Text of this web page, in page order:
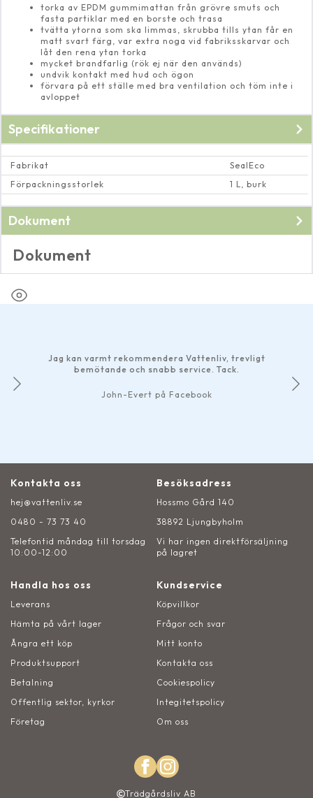
torka av EPDM gummimattan från grövre smuts och
fasta partiklar med en borste och trasa
tvätta ytorna som ska limmas, skrubba tills ytan får en
matt svart färg, var extra noga vid fabriksskarvar och
låt den rena ytan torka
mycket brandfarlig (rök ej när den används)
undvik kontakt med hud och ögon
förvara på ett ställe med bra ventilation och töm inte i
avloppet
Specifikationer
Fabrikat
SealEco
Förpackningsstorlek
1 L, burk
Dokument
Dokument
Jag kan varmt rekommendera Vattenliv, trevligt
bemötande och snabb service. Tack.
John-Evert på Facebook
Kontakta oss
hej@vattenliv.se
0480 - 73 73 40
Telefontid måndag till torsdag
10:00-12:00
Besöksadress
Hossmo Gård 140
38892 Ljungbyholm
Vi har ingen direktförsäljning
på lagret
Handla hos oss
Leverans
Hämta på vårt lager
Ångra ett köp
Produktsupport
Betalning
Offentlig sektor, kyrkor
Företag
Kundservice
Köpvillkor
Frågor och svar
Mitt konto
Kontakta oss
Cookiespolicy
Integitetspolicy
Om oss
Trädgårdsliv AB